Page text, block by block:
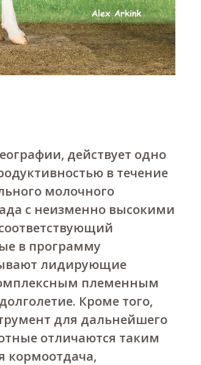
действует одно
в течение
молочного
с неизменно высокими
в программу
лидирующие
племенным
Кроме того,
для дальнейшего
отличаются таким
кормоотдача,